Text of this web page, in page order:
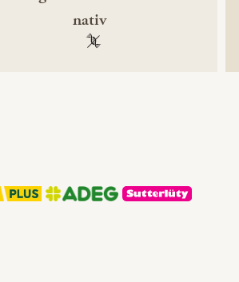
nativ
100 % gentechnikfrei